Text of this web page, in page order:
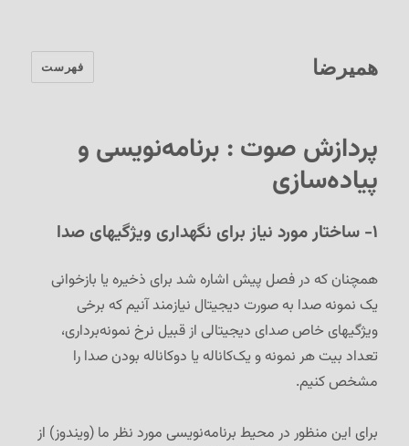
همیرضا فهرست
پردازش صوت : برنامه‌نویسی و
پیاده‌سازی
۱- ساختار مورد نیاز برای نگهداری ویژگیهای صدا
همچنان که در فصل پیش اشاره شد برای ذخیره یا بازخوانی
یک نمونه صدا به صورت دیجیتال نیازمند آنیم که برخی
ویژگیهای خاص صدای دیجیتالی از قبیل نرخ نمونه‌برداری،
تعداد بیت هر نمونه و یک‌کاناله یا دوکاناله بودن صدا را
مشخص کنیم.
برای این منظور در محیط برنامه‌نویسی مورد نظر ما (ویندوز) از